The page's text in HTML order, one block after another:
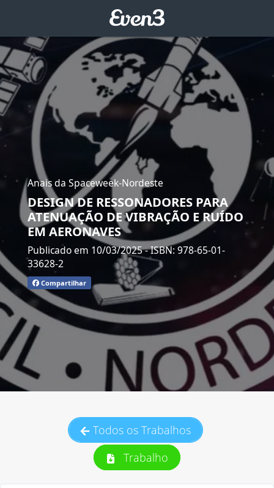
Anais da Spaceweek-Nordeste
DESIGN DE RESSONADORES PARA
ATENUAÇÃO DE VIBRAÇÃO E RUÍDO
EM AERONAVES
Publicado em 10/03/2025- ISBN: 978-65-01-
33628-2
Compartilhar
Todos os Trabalhos
Trabalho